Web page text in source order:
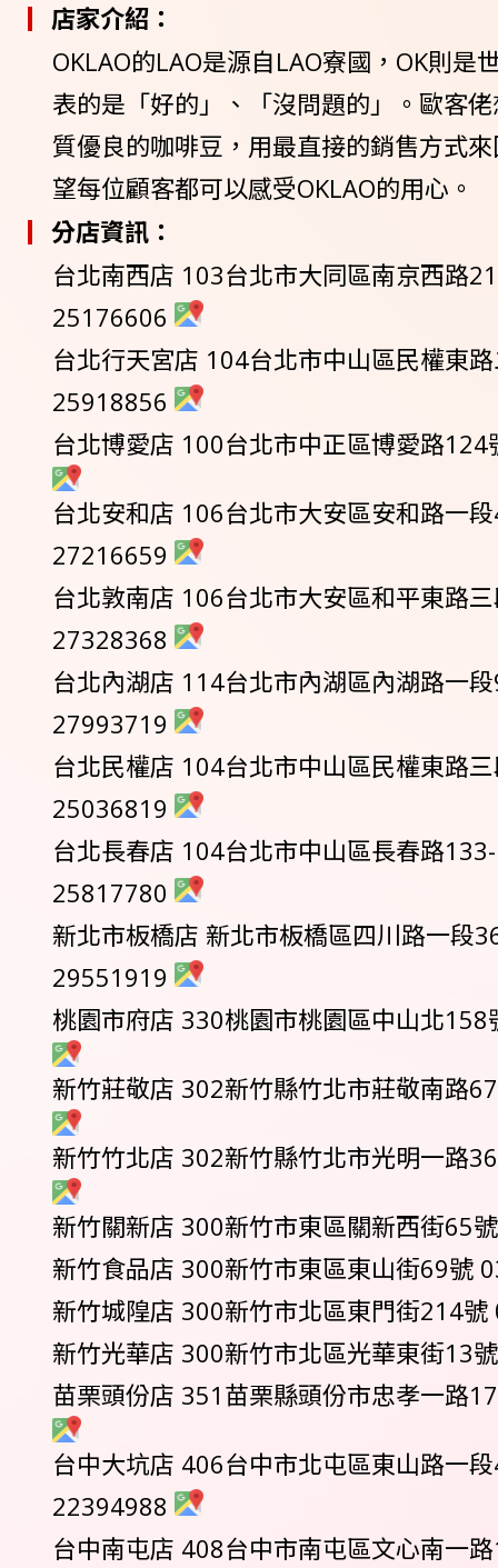
店家介紹：
OKLAO的LAO是源自LAO寮國，OK則是
表的是「好的」、「沒問題的」。歐客
質優良的咖啡豆，用最直接的銷售方式
望每位顧客都可以感受OKLAO的用心。
分店資訊：
台北南西店 103台北市大同區南京西路
25176606
台北行天宮店 104台北市中山區民權東
25918856
台北博愛店 100台北市中正區博愛路
台北安和店 106台北市大安區安和路一
27216659
台北敦南店 106台北市大安區和平東路
27328368
台北內湖店 114台北市內湖區內湖路一
27993719
台北民權店 104台北市中山區民權東路
25036819
台北長春店 104台北市中山區長春路
25817780
新北市板橋店 新北市板橋區四川路一段
29551919
桃園市府店 330桃園市桃園區中山北
新竹莊敬店 302新竹縣竹北市莊敬南路
新竹竹北店 302新竹縣竹北市光明一路
新竹關新店 300新竹市東區關新西街65
新竹食品店 300新竹市東區東山街69號
新竹城隍店 300新竹市北區東門街214
新竹光華店 300新竹市北區光華東街13
苗栗頭份店 351苗栗縣頭份市忠孝一路
台中大坑店 406台中市北屯區東山路一
22394988
台中南屯店 408台中市南屯區文心南一